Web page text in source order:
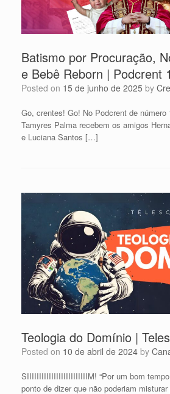
Batismo por Procuração,
e Bebê Reborn | Podcrent
Posted on 15 de junho de 2025 by
Go, crentes! Go! No Podcrent de
Tamyres Palma recebem os amigos
e Luciana Santos […]
Teologia do Domínio |
Posted on 10 de abril de 2024 by
SIIIIIIIIIIIIIIIIIIIIIIIIIM! “Por um bom
ponto de dizer que não poderiam